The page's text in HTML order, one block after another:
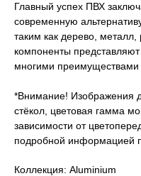
Главный успех ПВХ
современную
таким как дерево, металл,
компоненты
многими преимуществами
*Внимание! Изображения
стёкол, цветовая гамма
зависимости от
подробной информацией
Коллекция: Aluminium